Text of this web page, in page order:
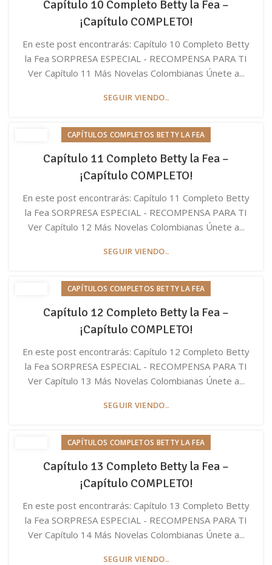
Capítulo 10 Completo Betty la Fea –
¡Capítulo COMPLETO!
En este post encontrarás: Capítulo 10 Completo Betty
la Fea SORPRESA ESPECIAL - RECOMPENSA PARA TI
Ver Capítulo 11 Más Novelas Colombianas Únete a...
SEGUIR VIENDO..
CAPÍTULOS COMPLETOS BETTY LA FEA
Capítulo 11 Completo Betty la Fea –
¡Capítulo COMPLETO!
En este post encontrarás: Capítulo 11 Completo Betty
la Fea SORPRESA ESPECIAL - RECOMPENSA PARA TI
Ver Capítulo 12 Más Novelas Colombianas Únete a...
SEGUIR VIENDO..
CAPÍTULOS COMPLETOS BETTY LA FEA
Capítulo 12 Completo Betty la Fea –
¡Capítulo COMPLETO!
En este post encontrarás: Capítulo 12 Completo Betty
la Fea SORPRESA ESPECIAL - RECOMPENSA PARA TI
Ver Capítulo 13 Más Novelas Colombianas Únete a...
SEGUIR VIENDO..
CAPÍTULOS COMPLETOS BETTY LA FEA
Capítulo 13 Completo Betty la Fea –
¡Capítulo COMPLETO!
En este post encontrarás: Capítulo 13 Completo Betty
la Fea SORPRESA ESPECIAL - RECOMPENSA PARA TI
Ver Capítulo 14 Más Novelas Colombianas Únete a...
SEGUIR VIENDO..